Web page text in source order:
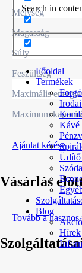
Search in
Főoldal
Termékek
Kávé
Üdítő
Blog
Hírek
Mélység
Magasság
Súly
Feszültség
Maximális
Maximum
Ajánlat kérése
Vásárlás
Tovább a